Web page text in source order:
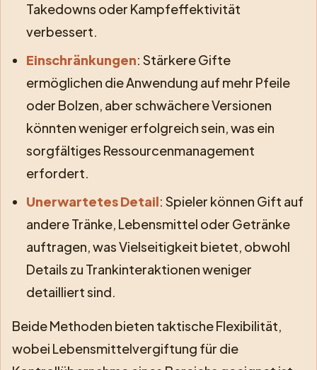
Takedowns oder Kampfeffektivität
verbessert.
Einschränkungen: Stärkere Gifte
ermöglichen die Anwendung auf mehr Pfeile
oder Bolzen, aber schwächere Versionen
könnten weniger erfolgreich sein, was ein
sorgfältiges Ressourcenmanagement
erfordert.
Unerwartetes Detail: Spieler können Gift auf
andere Tränke, Lebensmittel oder Getränke
auftragen, was Vielseitigkeit bietet, obwohl
Details zu Trankinteraktionen weniger
detailliert sind.
Beide Methoden bieten taktische Flexibilität,
wobei Lebensmittelvergiftung für die